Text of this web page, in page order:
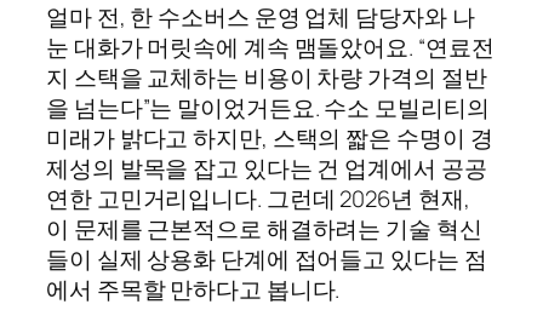
얼마 전, 한 수소버스 운영 업체 담당자와 나
눈 대화가 머릿속에 계속 맴돌았어요. “연료전
지 스택을 교체하는 비용이 차량 가격의 절반
을 넘는다”는 말이었거든요. 수소 모빌리티의
미래가 밝다고 하지만, 스택의 짧은 수명이 경
제성의 발목을 잡고 있다는 건 업계에서 공공
연한 고민거리입니다. 그런데 2026년 현재,
이 문제를 근본적으로 해결하려는 기술 혁신
들이 실제 상용화 단계에 접어들고 있다는 점
에서 주목할 만하다고 봅니다.